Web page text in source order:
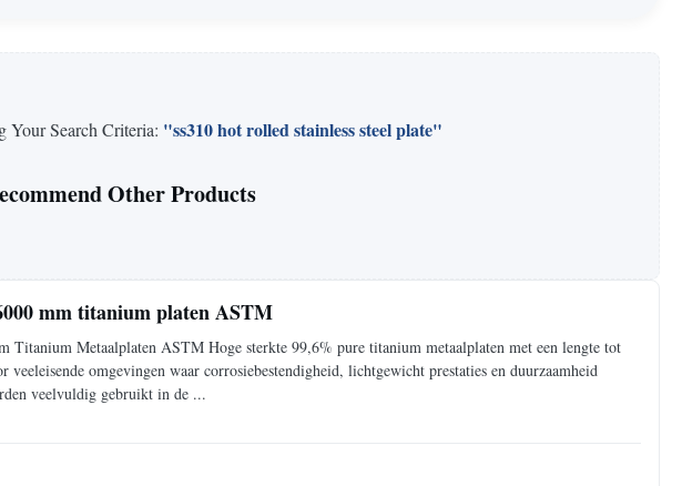
Your Search Criteria: "ss310 hot rolled stainless steel plate"
Other Products
mm titanium platen ASTM
Titanium Metaalplaten ASTM Hoge sterkte 99,6% pure titanium metaalplaten met een lengte tot
omgevingen waar corrosiebestendigheid, lichtgewicht prestaties en duurzaamheid
veelvuldig gebruikt in de ...